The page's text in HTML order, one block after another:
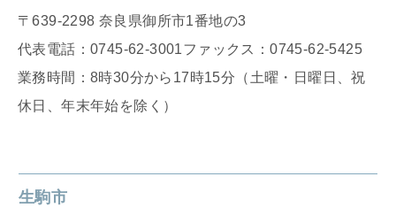
〒639-2298 奈良県御所市1番地の3
代表電話：0745-62-3001ファックス：0745-62-5425
業務時間：8時30分から17時15分（土曜・日曜日、祝
休日、年末年始を除く）
生駒市